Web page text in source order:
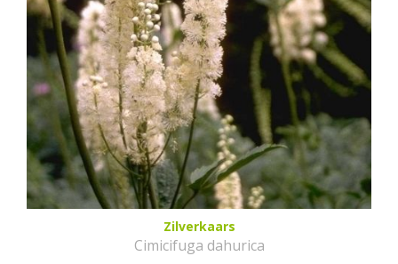
Zilverkaars
Cimicifuga dahurica